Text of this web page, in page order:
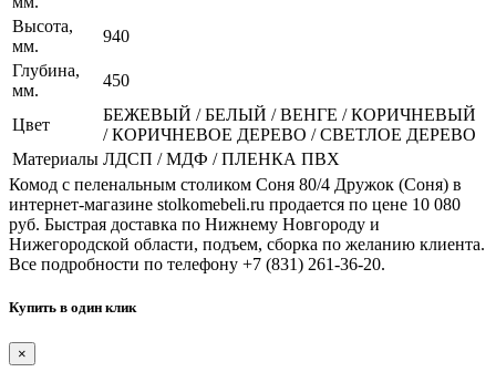
Высота,
мм.
940
Глубина,
мм.
450
Цвет
БЕЖЕВЫЙ / БЕЛЫЙ / ВЕНГЕ / КОРИЧНЕВЫЙ
/ КОРИЧНЕВОЕ ДЕРЕВО / СВЕТЛОЕ ДЕРЕВО
Материалы ЛДСП / МДФ / ПЛЕНКА ПВХ
Комод с пеленальным столиком Соня 80/4 Дружок (Соня) в
интернет-магазине stolkomebeli.ru продается по цене 10 080
руб. Быстрая доставка по Нижнему Новгороду и
Нижегородской области, подъем, сборка по желанию клиента.
Все подробности по телефону +7 (831) 261-36-20.
Купить в один клик
×